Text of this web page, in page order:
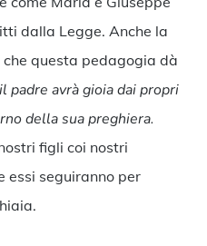
dalla Legge. Anche la
questa pedagogia dà
padre avrà gioia dai propri
della sua preghiera.
figli coi nostri
essi seguiranno per